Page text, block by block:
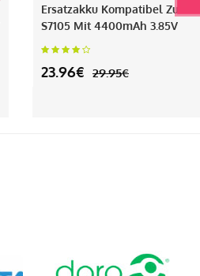
Ersatzakku Kompatibel Zu
S7105 Mit 4400mAh 3.85V
23.96€ 29.95€